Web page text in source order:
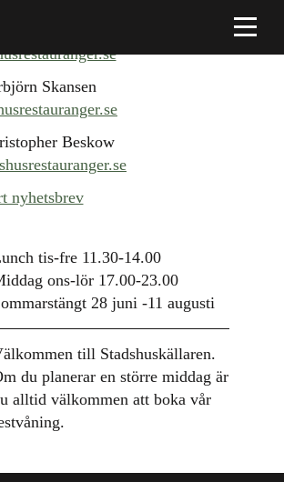
Skansen
Beskow
nyhetsbrev
tis-fre 11.30-14.00
ons-lör 17.00-23.00
28 juni -11 augusti
till Stadshuskällaren.
du planerar en större middag är
alltid välkommen att boka vår